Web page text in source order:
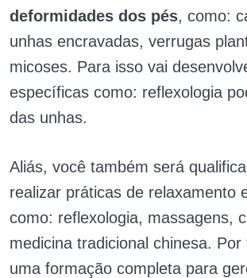
deformidades dos pés, como:
unhas encravadas, verrugas
micoses. Para isso vai
específicas como: reflexologia
das unhas.
Aliás, você também será
realizar práticas de relaxamento
como: reflexologia, massagens,
medicina tradicional chinesa.
uma formação completa para